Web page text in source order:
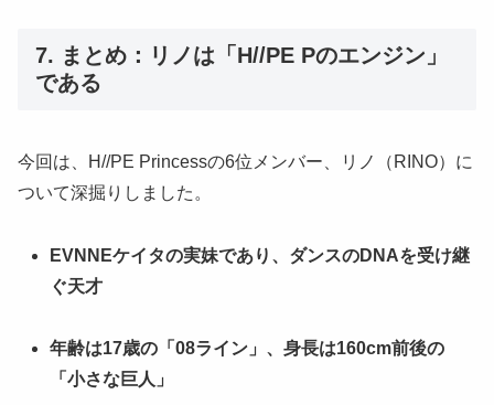
7. まとめ：リノは「H//PE Pのエンジン」
である
今回は、H//PE Princessの6位メンバー、リノ（RINO）に
ついて深掘りしました。
EVNNEケイタの実妹であり、ダンスのDNAを受け継
ぐ天才
年齢は17歳の「08ライン」、身長は160cm前後の
「小さな巨人」